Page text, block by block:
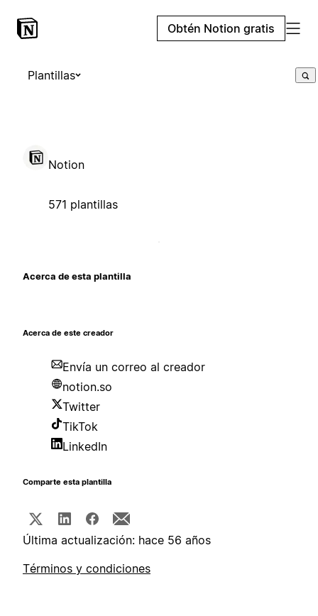
Obtén Notion gratis
Plantillas
Notion
571 plantillas
Acerca de esta plantilla
Acerca de este creador
Envía un correo al creador
notion.so
Twitter
TikTok
LinkedIn
Comparte esta plantilla
Última actualización: hace 56 años
Términos y condiciones